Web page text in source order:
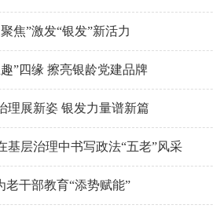
焦”激发“银发”新活力
”四缘 擦亮银龄党建品牌
理展新姿 银发力量谱新篇
基层治理中书写政法“五老”风采
老干部教育“添势赋能”